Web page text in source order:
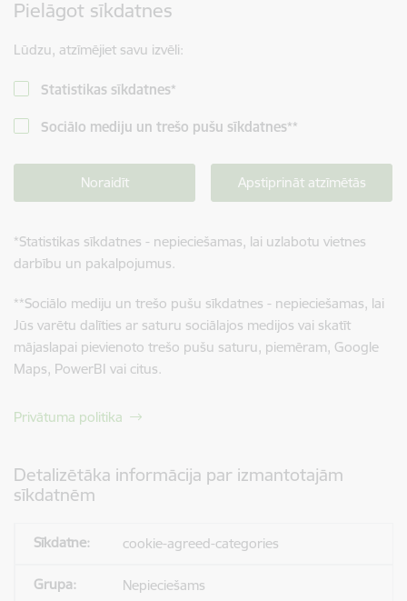
Pielāgot sīkdatnes
Lūdzu, atzīmējiet savu izvēli:
Statistikas sīkdatnes*
Sociālo mediju un trešo pušu sīkdatnes**
Noraidīt Apstiprināt atzīmētās
*Statistikas sīkdatnes - nepieciešamas, lai uzlabotu vietnes
darbību un pakalpojumus.
**Sociālo mediju un trešo pušu sīkdatnes - nepieciešamas, lai
Jūs varētu dalīties ar saturu sociālajos medijos vai skatīt
mājaslapai pievienoto trešo pušu saturu, piemēram, Google
Maps, PowerBI vai citus.
Privātuma politika
Detalizētāka informācija par izmantotajām
sīkdatnēm
cookie-agreed-categories
Nepieciešams